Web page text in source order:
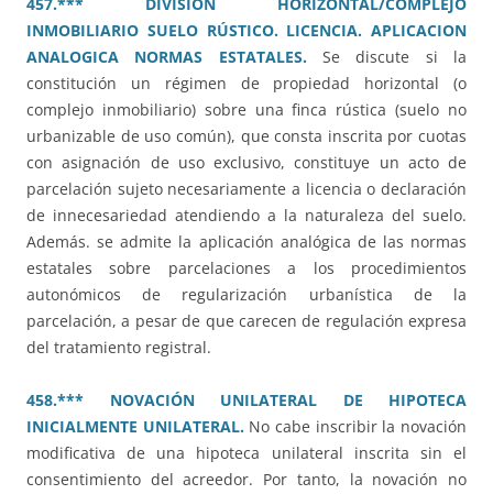
INMOBILIARIO SUELO RÚSTICO. LICENCIA. APLICACION
ANALOGICA NORMAS ESTATALES.
Se discute si la
constitución un régimen de propiedad horizontal (o
complejo inmobiliario) sobre una finca rústica (suelo no
urbanizable de uso común), que consta inscrita por cuotas
con asignación de uso exclusivo, constituye un acto de
parcelación sujeto necesariamente a licencia o declaración
de innecesariedad atendiendo a la naturaleza del suelo.
Además. se admite la aplicación analógica de las normas
estatales sobre parcelaciones a los procedimientos
autonómicos de regularización urbanística de la
parcelación, a pesar de que carecen de regulación expresa
del tratamiento registral.
458.*** NOVACIÓN UNILATERAL DE HIPOTECA
INICIALMENTE UNILATERAL.No cabe inscribir la novación
modificativa de una hipoteca unilateral inscrita sin el
consentimiento del acreedor. Por tanto, la novación no